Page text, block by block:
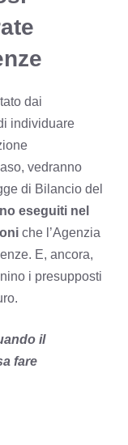
dai
individuare
vedranno
di Bilancio del
eseguiti nel
che l’Agenzia
E, ancora,
i presupposti
il
fare